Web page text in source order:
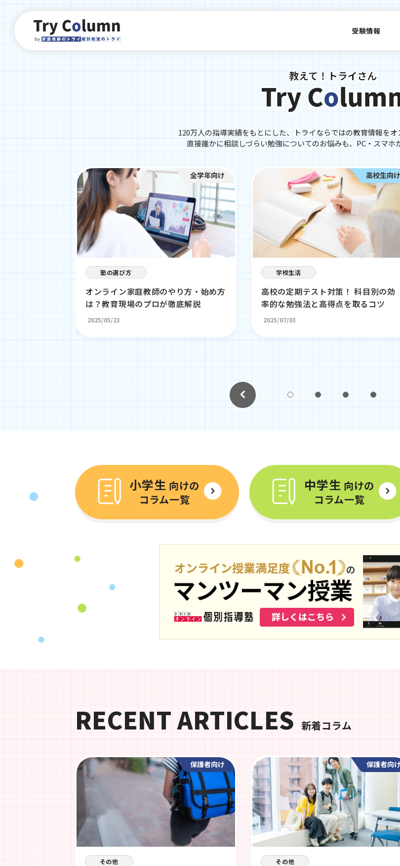
受験情報
120万人の指導実績をもとにした、トライならではの教育情報をオ
直接誰かに相談しづらい勉強についてのお悩みも、PC・スマホ
全学年向け
塾の選び方
オンライン家庭教師のやり方・始め方
は？教育現場のプロが徹底解説
2025/05/23
高校生向け
学校生活
高校の定期テスト対策！ 科目別の効
率的な勉強法と高得点を取るコツ
2025/07/03
小学生 向けの
コラム一覧
中学生 向けの
コラム一覧
RECENT ARTICLES 新着コラム
保護者向け
その他
保護者向け
その他